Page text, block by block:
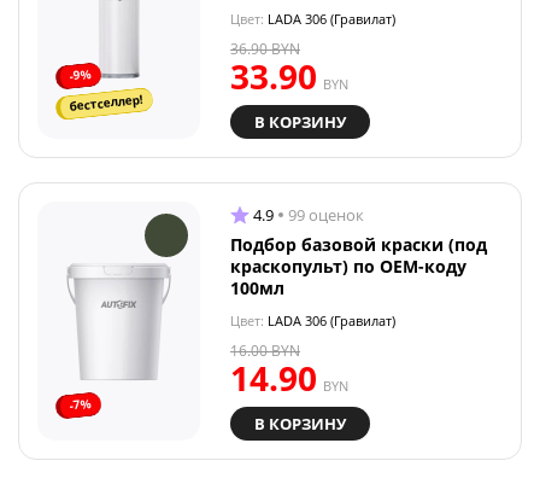
-9%
бестселлер!
Цвет: LADA 306 (Гравилат)
33.90 BYN
36.90BYN
В КОРЗИНУ
-7%
4.9 99 оценок
Подбор базовой краски (под
краскопульт) по OEM-коду
100мл
Цвет: LADA 306 (Гравилат)
14.90 BYN
16.00BYN
В КОРЗИНУ